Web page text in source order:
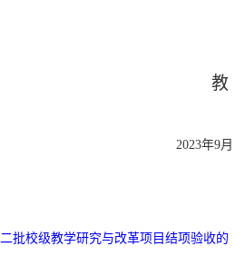
教
2023年9月
批校级教学研究与改革项目结项验收的